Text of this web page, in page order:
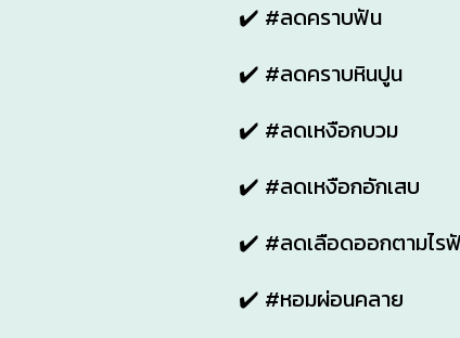
✔️ #ลดคราบฟัน
✔️ #ลดคราบหินปูน
✔️ #ลดเหงือกบวม
✔️ #ลดเหงือกอักเสบ
✔️ #ลดเลือดออกตามไร
✔️ #หอมผ่อนคลาย